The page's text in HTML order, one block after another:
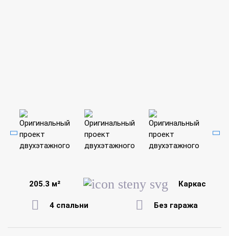
205.3 м² Каркас
4 спальни Без гаража